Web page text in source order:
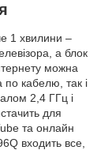
1 хвилини –
а блок
можна
по кабелю, так і
2,4 ГГц і
для
та онлайн
входить все,